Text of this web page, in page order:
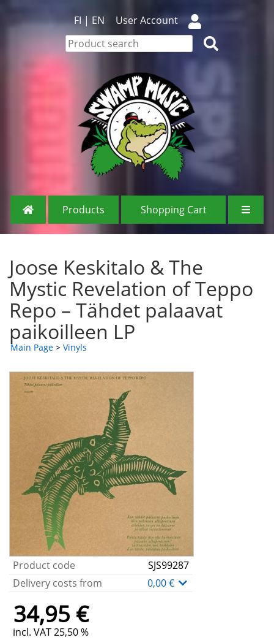
FI| EN User Account
Products Shopping Cart
Joose Keskitalo & The
Mystic Revelation of Teppo
Repo – Tähdet palaavat
paikoilleen LP
Main Page > Vinyls
Product code
SJS99287
Delivery costs from
0,00 €
34,95 €
incl. VAT 25,50 %